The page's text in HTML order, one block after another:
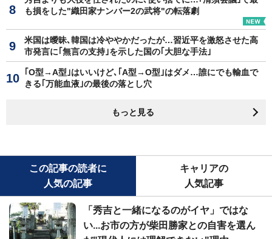
も損をした"織田家ナンバー2の武将"の転落劇
米国は曖昧､韓国は冷ややかだったが…習近平を激怒させた高
市発言に｢無言の支持｣を示した国の｢大胆な手法｣
｢O型→A型｣はいいけど､｢A型→O型｣はダメ…誰にでも輸血で
きる｢万能血液｣の最後の落とし穴
もっと見る
この記事の読者に
人気の記事
キャリアの
人気記事
「秀吉と一緒になるのがイヤ」ではな
い...お市の方が柴田勝家との自害を選ん